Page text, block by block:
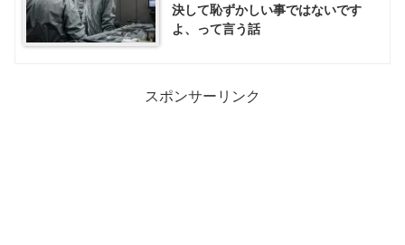
決して恥ずかしい事ではないです
よ、って言う話
スポンサーリンク